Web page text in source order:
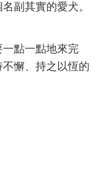
副其實的愛犬。
點一點地來完
懈、持之以恆的